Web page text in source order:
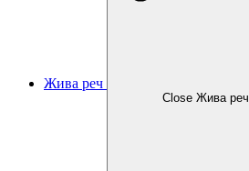
Жива реч
Close Жива реч